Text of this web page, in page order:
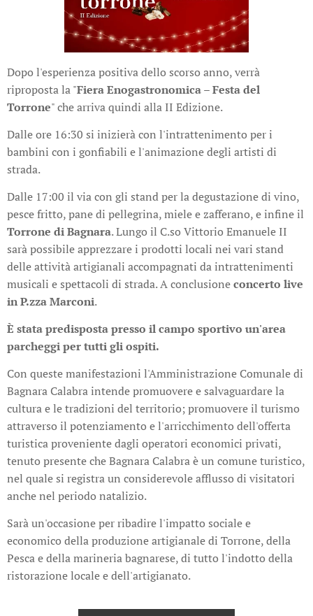
Dopo l'esperienza positiva dello scorso anno, verrà
riproposta la "Fiera Enogastronomica – Festa del
Torrone" che arriva quindi alla II Edizione.
Dalle ore 16:30 si inizierà con l'intrattenimento per i
bambini con i gonfiabili e l'animazione degli artisti di
strada.
Dalle 17:00 il via con gli stand per la degustazione di vino,
pesce fritto, pane di pellegrina, miele e zafferano, e infine il
Torrone di Bagnara. Lungo il C.so Vittorio Emanuele II
sarà possibile apprezzare i prodotti locali nei vari stand
delle attività artigianali accompagnati da intrattenimenti
musicali e spettacoli di strada. A conclusioneconcerto live
in P.zza Marconi.
È stata predisposta presso il campo sportivo un'area
parcheggi per tutti gli ospiti.
Con queste manifestazioni l'Amministrazione Comunale di
Bagnara Calabra intende promuovere e salvaguardare la
cultura e le tradizioni del territorio; promuovere il turismo
attraverso il potenziamento e l'arricchimento dell'offerta
turistica proveniente dagli operatori economici privati,
tenuto presente che Bagnara Calabra è un comune turistico,
nel quale si registra un considerevole afflusso di visitatori
anche nel periodo natalizio.
Sarà un'occasione per ribadire l'impatto sociale e
economico della produzione artigianale di Torrone, della
Pesca e della marineria bagnarese, di tutto l'indotto della
ristorazione locale e dell'artigianato.